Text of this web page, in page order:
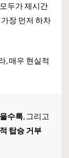
두가 제시간
장 먼저 하차
, 매우 현실적
수록 , 그리고
탑승 거부